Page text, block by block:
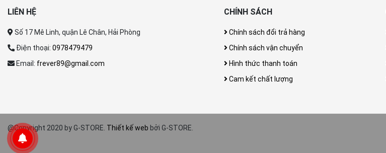
LIÊN HỆ
Số 17 Mê Linh, quận Lê Chân, Hải Phòng
Điện thoại: 0978479479
Email: frever89@gmail.com
CHÍNH SÁCH
Chính sách đổi trả hàng
Chính sách vận chuyển
Hình thức thanh toán
Cam kết chất lượng
@Copyright 2020 by G-STORE. Thiết kế web bởi G-STORE.